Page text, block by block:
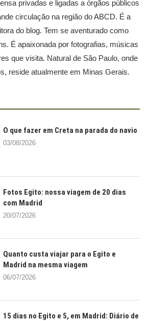
privadas e ligadas a órgãos públicos
circulação na região do ABCD. É a
do blog. Tem se aventurado como
É apaixonada por fotografias, músicas
que visita. Natural de São Paulo, onde
reside atualmente em Minas Gerais.
O que fazer em Creta na parada do navio
03/08/2026
Fotos Egito: nossa viagem de 20 dias
com Madrid
20/07/2026
Quanto custa viajar para o Egito e
Madrid na mesma viagem
06/07/2026
15 dias no Egito e 5, em Madrid: Diário de